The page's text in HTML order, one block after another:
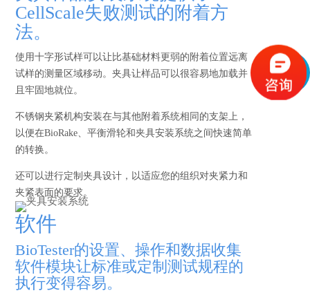
CellScale失败测试的附着方
法。
使用十字形试样可以让比基础材料更弱的附着位置远离
试样的测量区域移动。夹具让样品可以很容易地加载并
且牢固地就位。
不锈钢夹紧机构安装在与其他附着系统相同的支架上，
以便在BioRake、平衡滑轮和夹具安装系统之间快速简单
的转换。
还可以进行定制夹具设计，以适应您的组织对夹紧力和
夹紧表面的要求。
软件
BioTester的设置、操作和数据收集
软件模块让标准或定制测试规程的
执行变得容易。